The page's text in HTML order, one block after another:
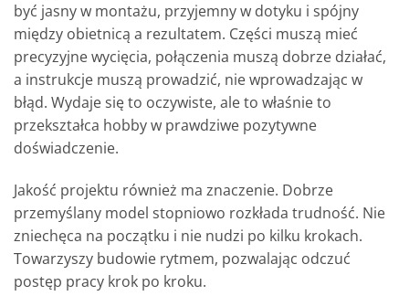
być jasny w montażu, przyjemny w dotyku i spójny
między obietnicą a rezultatem. Części muszą mieć
precyzyjne wycięcia, połączenia muszą dobrze działać,
a instrukcje muszą prowadzić, nie wprowadzając w
błąd. Wydaje się to oczywiste, ale to właśnie to
przekształca hobby w prawdziwe pozytywne
doświadczenie.
Jakość projektu również ma znaczenie. Dobrze
przemyślany model stopniowo rozkłada trudność. Nie
zniechęca na początku i nie nudzi po kilku krokach.
Towarzyszy budowie rytmem, pozwalając odczuć
postęp pracy krok po kroku.